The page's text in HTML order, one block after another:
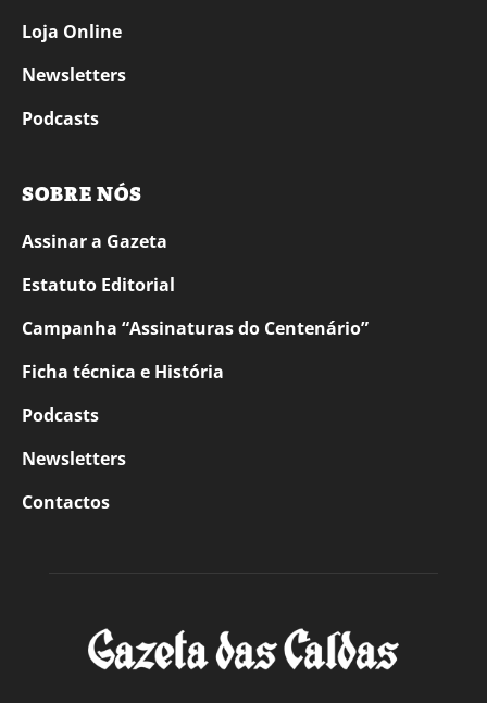
Loja Online
Newsletters
Podcasts
SOBRE NÓS
Assinar a Gazeta
Estatuto Editorial
Campanha “Assinaturas do Centenário”
Ficha técnica e História
Podcasts
Newsletters
Contactos